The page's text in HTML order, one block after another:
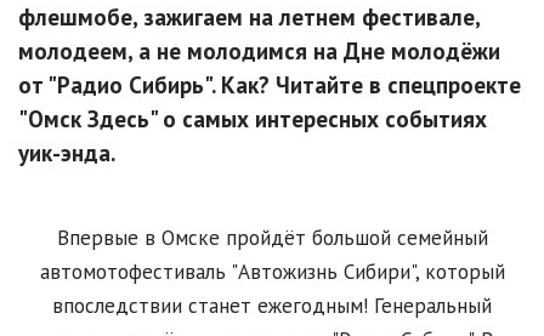
флешмобе, зажигаем на летнем фестивале,
молодеем, а не молодимся на Дне молодёжи
от "Радио Сибирь". Как? Читайте в спецпроекте
"Омск Здесь" о самых интересных событиях
уик-энда.
Впервые в Омске пройдёт большой семейный
автомотофестиваль "Автожизнь Сибири", который
впоследствии станет ежегодным! Генеральный